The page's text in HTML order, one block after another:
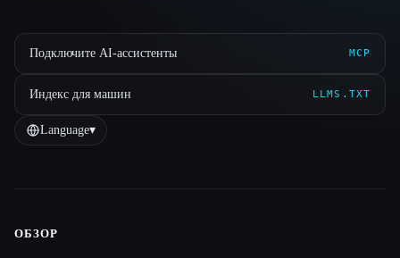
Подключите AI-ассистенты MCP
Индекс для машин LLMS.TXT
Language▾
Site navigation
ОБЗОР